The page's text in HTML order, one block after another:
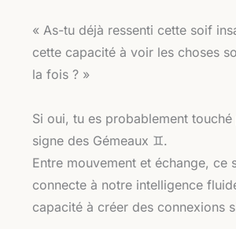
« As-tu déjà ressenti cette soif
cette capacité à voir les choses
la fois ? »
Si oui, tu es probablement touché
signe des Gémeaux ♊.
Entre mouvement et échange, ce
connecte à notre intelligence
capacité à créer des connexions